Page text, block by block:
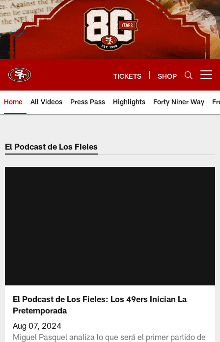
Skip
to
main
content
TICKETS SHOP
Home All Videos Press Pass Highlights Forty Niner Way
El Podcast de Los Fieles
El Podcast de Los Fieles: Los 49ers Inician La
Pretemporada
Aug 07, 2024
Miguel Pasquel analiza lo que será el primer partido de